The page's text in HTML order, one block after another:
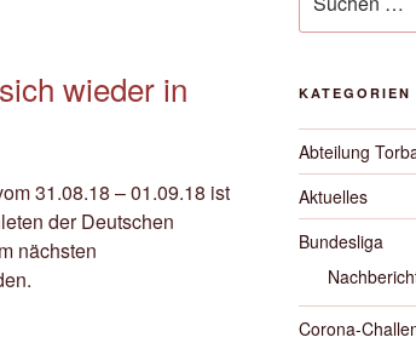
wieder in
31.08.18 – 01.09.18 ist
der Deutschen
nächsten
nach:
KATEGORIEN
Abteilung
Aktuelles
Bundesliga
Corona-